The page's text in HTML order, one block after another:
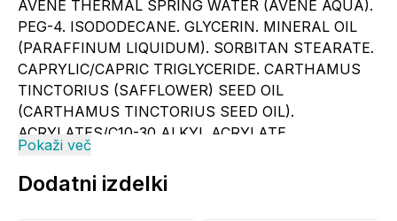
AVENE THERMAL SPRING WATER (AVENE AQUA).
PEG-4. ISODODECANE. GLYCERIN. MINERAL OIL
(PARAFFINUM LIQUIDUM). SORBITAN STEARATE.
CAPRYLIC/CAPRIC TRIGLYCERIDE. CARTHAMUS
TINCTORIUS (SAFFLOWER) SEED OIL
(CARTHAMUS TINCTORIUS SEED OIL).
ACRYLATES/C10-30 ALKYL ACRYLATE
CROSSPOLYMER. BENZOIC ACID. BETA-
SITOSTEROL. CAPRYLYL GLYCOL. CETEARYL
ALCOHOL. FRAGRANCE (PARFUM). GLYCINE SOJA
(SOYBEAN) SEED EXTRACT (GLYCINE SOJA SEED
Pokaži več
Dodatni izdelki